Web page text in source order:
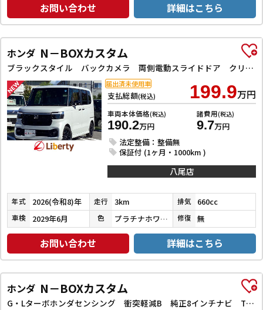
お問い合わせ 詳細はこちら
ホンダ N－BOXカスタム
ブラックスタイル バックカメラ 両側電動スライドドア クリアランスソナー オートクルーズコントロール レーンアシスト 衝突被害軽減システム オートライト LEDヘッドランプ スマートキー アイドリングストップ
支払総額(税込) 199.9万円
車両本体価格(税込)
190.2万円
諸費用(税込)
9.7万円
法定整備：整備無
保証付 (1ヶ月・1000km )
届出済未使用車
八尾店
年式 2026(令和8)年 走行 3km 排気 660cc
車検 2029年6月 色 プラチナホワイトパール 修復 無
お問い合わせ 詳細はこちら
ホンダ N－BOXカスタム
G・Lターボホンダセンシング 衝突軽減B 純正8インチナビ TV Bluetooth対応 Bカメラ ビルドインETC 両側自動ドア アダプティブクルーズコントロール 革巻きステアリング パドルシフト LEDヘッドライト スマートキ